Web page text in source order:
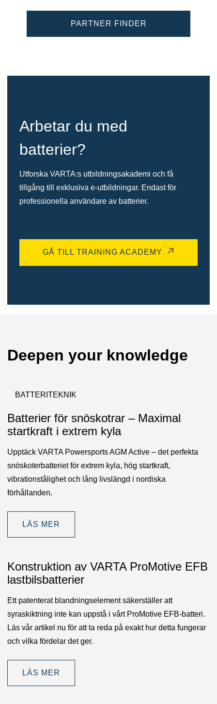
PARTNER FINDER
Arbetar du med
batterier?
Utforska VARTA:s utbildningsakademi och få
tillgång till exklusiva e-utbildningar. Endast för
professionella användare av batterier.
GÅ TILL TRAINING ACADEMY
Deepen your knowledge
BATTERITEKNIK
Batterier för snöskotrar – Maximal
startkraft i extrem kyla
Upptäck VARTA Powersports AGM Active – det perfekta
snöskoterbatteriet för extrem kyla, hög startkraft,
vibrationstålighet och lång livslängd i nordiska
förhållanden.
LÄS MER
Konstruktion av VARTA ProMotive EFB
lastbilsbatterier
Ett patenterat blandningselement säkerställer att
syraskiktning inte kan uppstå i vårt ProMotive EFB-batteri.
Läs vår artikel nu för att ta reda på exakt hur detta fungerar
och vilka fördelar det ger.
LÄS MER